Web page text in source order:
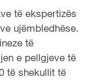
të ekspertizës
ujëmbledhëse.
të
e pellgjeve të
të shekullit të